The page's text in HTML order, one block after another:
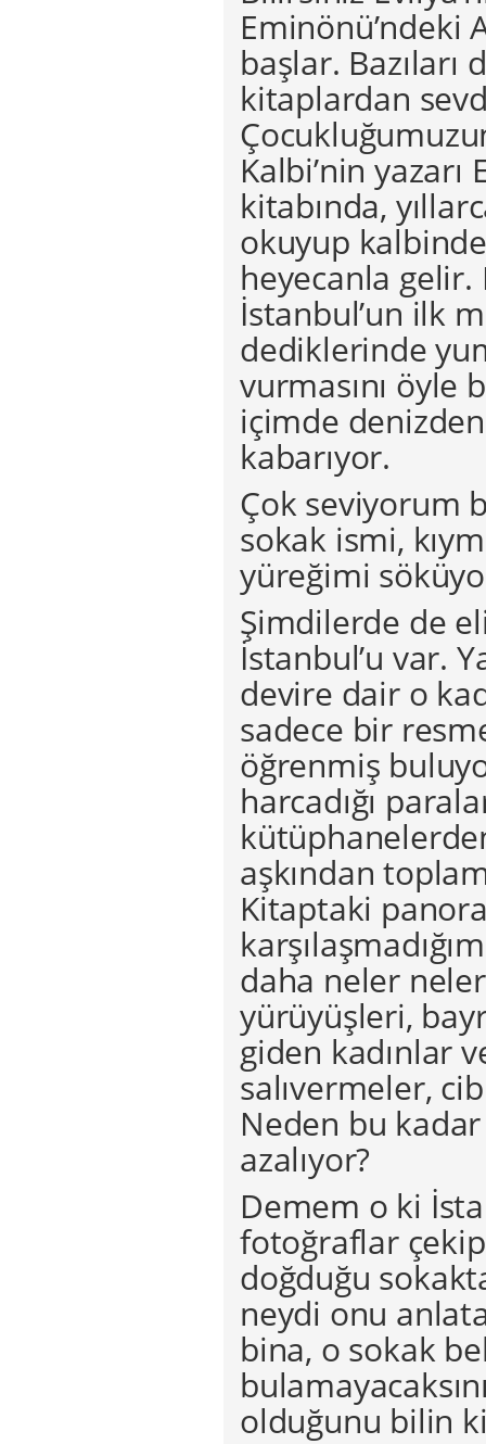
Eminönü’ndeki
başlar.
kitaplardan
Kalbi’nin
kitabında,
okuyup
heyecanla gelir.
İstanbul’un ilk
dediklerinde
vurmasını öyle
içimde
kabarıyor.
Çok seviyorum
sokak ismi,
yüreğimi
Şimdilerde de
İstanbul’u var.
devire dair o
sadece bir
öğrenmiş
harcadığı
aşkından
Kitaptaki
daha neler
yürüyüşleri,
giden kadınlar
salıvermeler,
Neden bu kadar
azalıyor?
Demem o ki
fotoğraflar
doğduğu
neydi onu
bina, o sokak
olduğunu bilin